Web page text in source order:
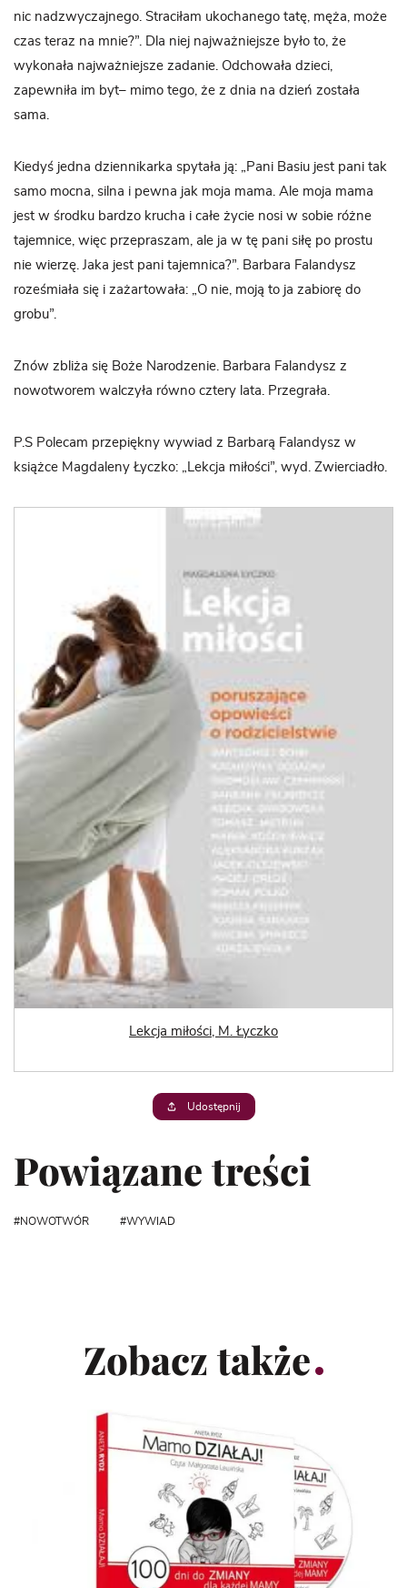
nic nadzwyczajnego. Straciłam ukochanego tatę, męża, może
czas teraz na mnie?”. Dla niej najważniejsze było to, że
wykonała najważniejsze zadanie. Odchowała dzieci,
zapewniła im byt– mimo tego, że z dnia na dzień została
sama.
Kiedyś jedna dziennikarka spytała ją: „Pani Basiu jest pani tak
samo mocna, silna i pewna jak moja mama. Ale moja mama
jest w środku bardzo krucha i całe życie nosi w sobie różne
tajemnice, więc przepraszam, ale ja w tę pani siłę po prostu
nie wierzę. Jaka jest pani tajemnica?”. Barbara Falandysz
roześmiała się i zażartowała: „O nie, moją to ja zabiorę do
grobu”.
Znów zbliża się Boże Narodzenie. Barbara Falandysz z
nowotworem walczyła równo cztery lata. Przegrała.
P.S Polecam przepiękny wywiad z Barbarą Falandysz w
książce Magdaleny Łyczko: „Lekcja miłości”, wyd. Zwierciadło.
Lekcja miłości, M. Łyczko
Udostępnij
Powiązane treści
NOWOTWÓR WYWIAD
Zobacz także